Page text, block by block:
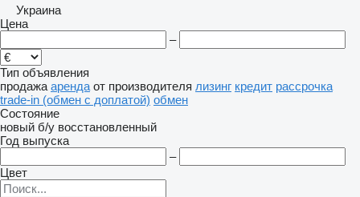
Украина
Цена
–
Тип объявления
продажа аренда от производителя лизинг кредит рассрочка
trade-in (обмен с доплатой) обмен
Состояние
новый б/у восстановленный
Год выпуска
–
Цвет